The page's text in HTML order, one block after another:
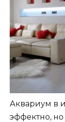
Аквариум в
эффектно,